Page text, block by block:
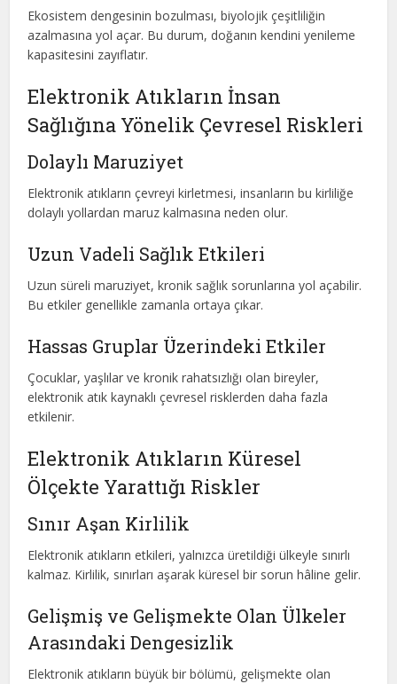
Ekosistem dengesinin bozulması, biyolojik çeşitliliğin
azalmasına yol açar. Bu durum, doğanın kendini yenileme
kapasitesini zayıflatır.
Elektronik Atıkların İnsan
Sağlığına Yönelik Çevresel Riskleri
Dolaylı Maruziyet
Elektronik atıkların çevreyi kirletmesi, insanların bu kirliliğe
dolaylı yollardan maruz kalmasına neden olur.
Uzun Vadeli Sağlık Etkileri
Uzun süreli maruziyet, kronik sağlık sorunlarına yol açabilir.
Bu etkiler genellikle zamanla ortaya çıkar.
Hassas Gruplar Üzerindeki Etkiler
Çocuklar, yaşlılar ve kronik rahatsızlığı olan bireyler,
elektronik atık kaynaklı çevresel risklerden daha fazla
etkilenir.
Elektronik Atıkların Küresel
Ölçekte Yarattığı Riskler
Sınır Aşan Kirlilik
Elektronik atıkların etkileri, yalnızca üretildiği ülkeyle sınırlı
kalmaz. Kirlilik, sınırları aşarak küresel bir sorun hâline gelir.
Gelişmiş ve Gelişmekte Olan Ülkeler
Arasındaki Dengesizlik
Elektronik atıkların büyük bir bölümü, gelişmekte olan